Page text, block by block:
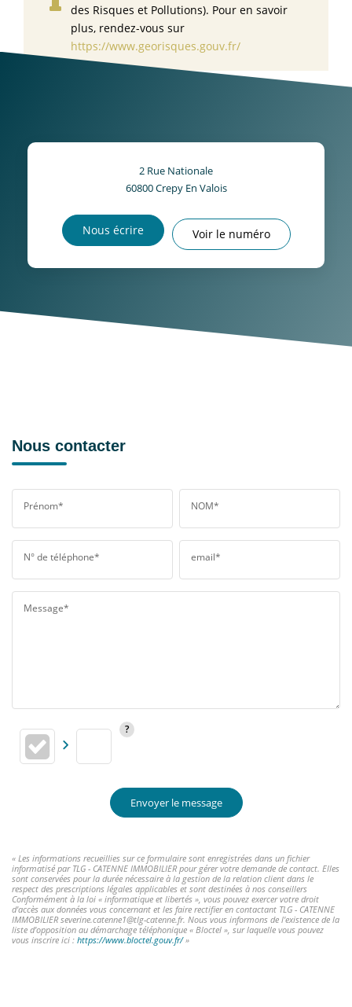
des Risques et Pollutions). Pour en savoir
plus, rendez-vous sur
https://www.georisques.gouv.fr/
2 Rue Nationale
60800Crepy En Valois
Nous écrire Voir le numéro
Nous contacter
Prénom* NOM*
N° de téléphone* email*
Message*
Envoyer le message
« Les informations recueillies sur ce formulaire sont enregistrées dans un fichier
informatisé par TLG - CATENNE IMMOBILIER pour gérer votre demande de contact. Elles
sont conservées pour la durée nécessaire à la gestion de la relation client dans le
respect des prescriptions légales applicables et sont destinées à nos conseillers
Conformément à la loi « informatique et libertés », vous pouvez exercer votre droit
d'accès aux données vous concernant et les faire rectifier en contactant TLG - CATENNE
IMMOBILIER severine.catenne1@tlg-catenne.fr. Nous vous informons de l'existence de la
liste d'opposition au démarchage téléphonique « Bloctel », sur laquelle vous pouvez
vous inscrire ici : https://www.bloctel.gouv.fr/»